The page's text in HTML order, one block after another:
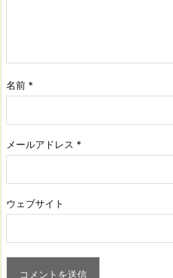
名前 *
メールアドレス *
ウェブサイト